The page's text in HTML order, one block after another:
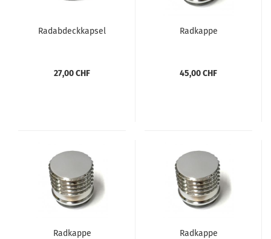
Rad­ab­deck­kap­sel
27,00 CHF
Rad­kap­pe
45,00 CHF
Rad­kap­pe Rad­kap­pe